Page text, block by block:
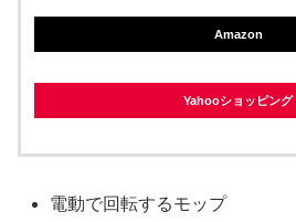
Amazon
Yahooショッピング
電動で回転するモップ